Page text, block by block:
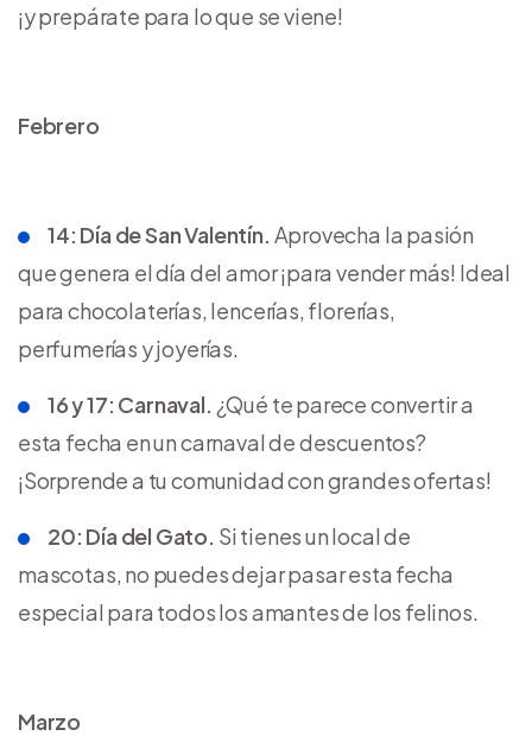
¡y prepárate para lo que se viene!
Febrero
14: Día de San Valentín. Aprovecha la pasión
que genera el día del amor ¡para vender más! Ideal
para chocolaterías, lencerías, florerías,
perfumerías y joyerías.
16 y 17: Carnaval. ¿Qué te parece convertir a
esta fecha en un carnaval de descuentos?
¡Sorprende a tu comunidad con grandes ofertas!
20: Día del Gato. Si tienes un local de
mascotas, no puedes dejar pasar esta fecha
especial para todos los amantes de los felinos.
Marzo